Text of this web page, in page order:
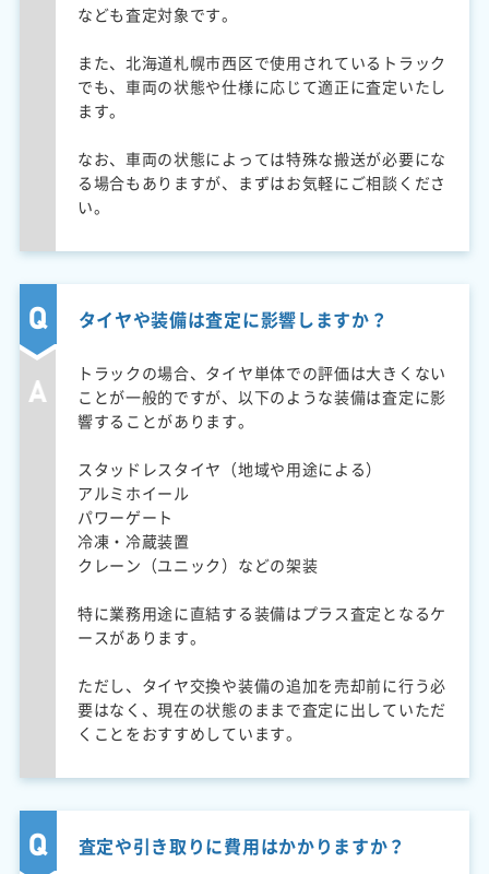
なども査定対象です。
また、北海道札幌市西区で使用されているトラック
でも、車両の状態や仕様に応じて適正に査定いたし
ます。
なお、車両の状態によっては特殊な搬送が必要にな
る場合もありますが、まずはお気軽にご相談くださ
い。
タイヤや装備は査定に影響しますか？
トラックの場合、タイヤ単体での評価は大きくない
ことが一般的ですが、以下のような装備は査定に影
響することがあります。
スタッドレスタイヤ（地域や用途による）
アルミホイール
パワーゲート
冷凍・冷蔵装置
クレーン（ユニック）などの架装
特に業務用途に直結する装備はプラス査定となるケ
ースがあります。
ただし、タイヤ交換や装備の追加を売却前に行う必
要はなく、現在の状態のままで査定に出していただ
くことをおすすめしています。
査定や引き取りに費用はかかりますか？